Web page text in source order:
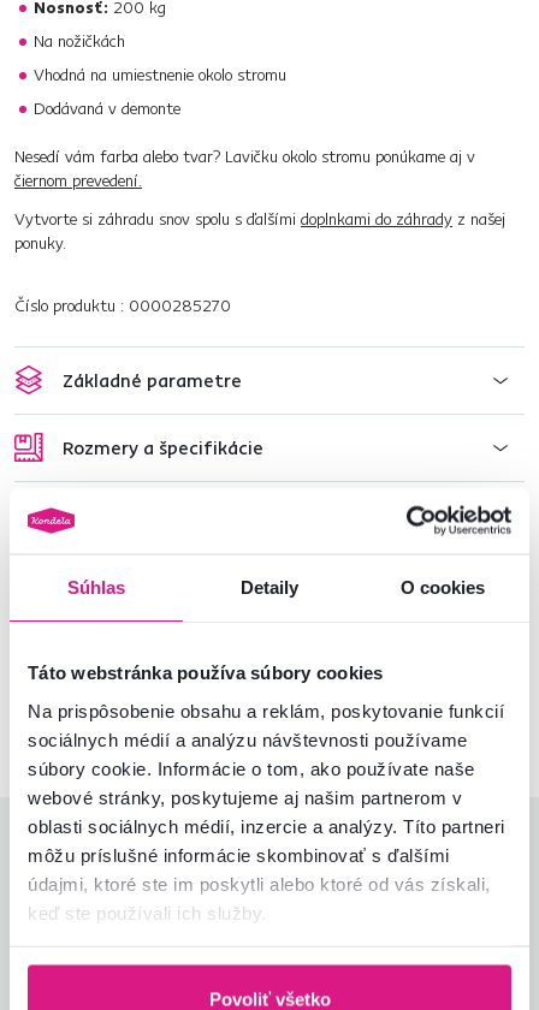
Súhlas Detaily O cookies
Táto webstránka používa súbory cookies
Na prispôsobenie obsahu a reklám, poskytovanie funkcií
sociálnych médií a analýzu návštevnosti používame
súbory cookie. Informácie o tom, ako používate naše
webové stránky, poskytujeme aj našim partnerom v
oblasti sociálnych médií, inzercie a analýzy. Títo partneri
môžu príslušné informácie skombinovať s ďalšími
údajmi, ktoré ste im poskytli alebo ktoré od vás získali,
keď ste používali ich služby.
Povoliť všetko
Nosnosť: 200 kg
Na nožičkách
Vhodná na umiestnenie okolo stromu
Dodávaná v demonte
Nesedí vám farba alebo tvar? Lavičku okolo stromu ponúkame aj v
čiernom prevedení.
Vytvorte si záhradu snov spolu s ďalšími doplnkami do záhrady z našej
ponuky.
Číslo produktu : 0000285270
Základné parametre
Rozmery a špecifikácie
Informácie o balení
Nenašli ste požadované informácie?
02/ 40 100 100 Spustiť chat
Hodnotenia produktu
4,9
Jednoduchosť montáže
Zodpovedá očakávaniam
5,0
Zabalenie výrobku